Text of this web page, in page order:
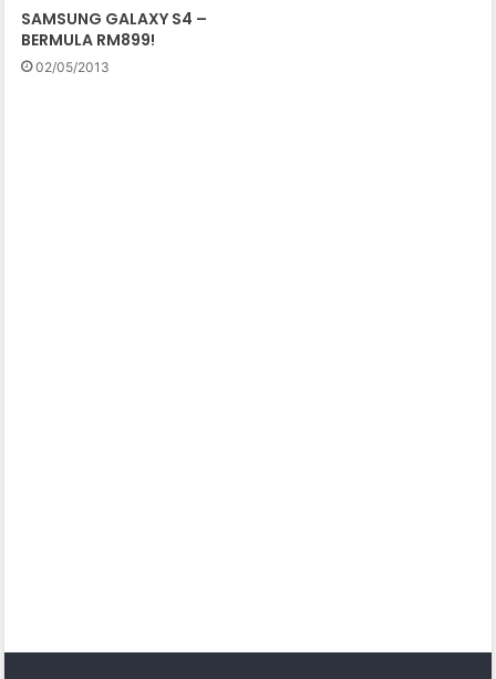
SAMSUNG GALAXY S4 –
BERMULA RM899!
02/05/2013